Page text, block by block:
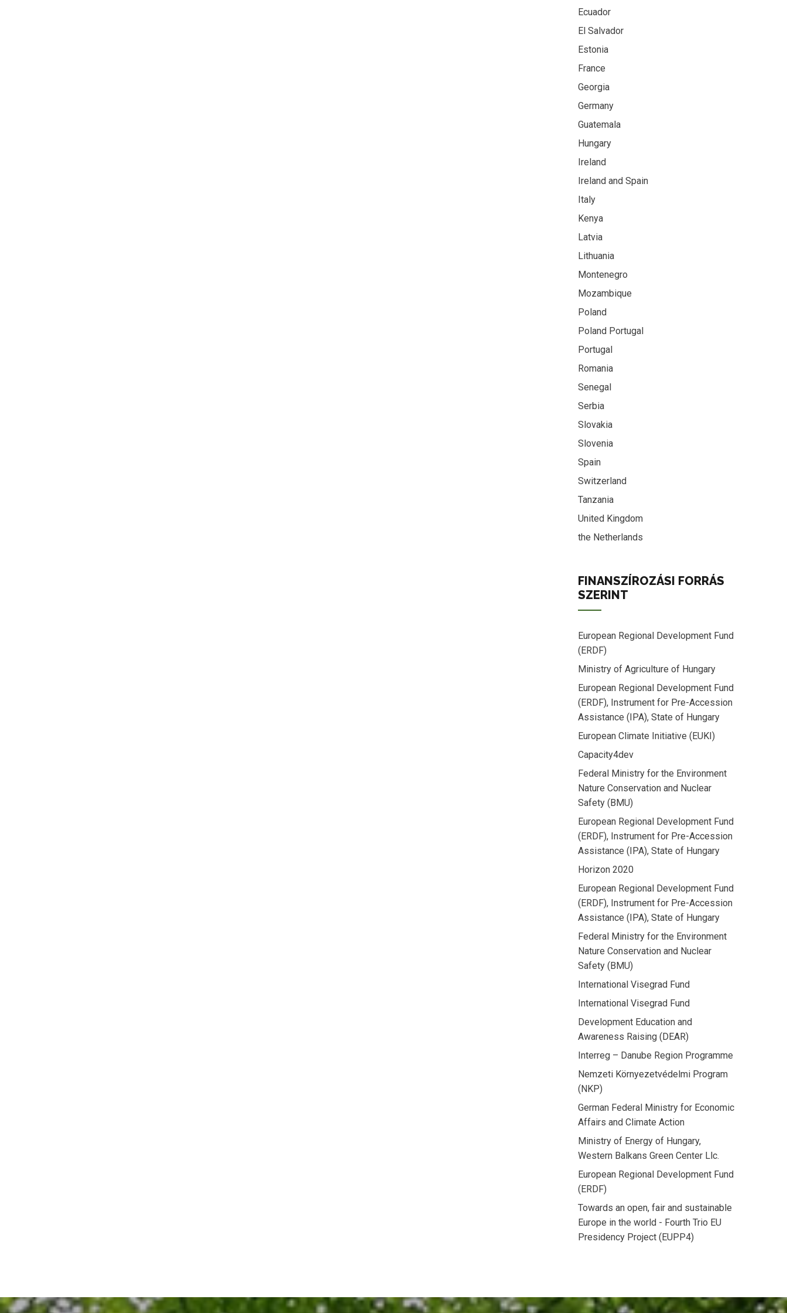
Ecuador
El Salvador
Estonia
France
Georgia
Germany
Guatemala
Hungary
Ireland
Ireland and Spain
Italy
Kenya
Latvia
Lithuania
Montenegro
Mozambique
Poland
Poland Portugal
Portugal
Romania
Senegal
Serbia
Slovakia
Slovenia
Spain
Switzerland
Tanzania
United Kingdom
the Netherlands
FINANSZÍROZÁSI FORRÁS
SZERINT
European Regional Development Fund
(ERDF)
Ministry of Agriculture of Hungary
European Regional Development Fund
(ERDF), Instrument for Pre-Accession
Assistance (IPA), State of Hungary
European Climate Initiative (EUKI)
Capacity4dev
Federal Ministry for the Environment
Nature Conservation and Nuclear
Safety (BMU)
European Regional Development Fund
(ERDF), Instrument for Pre-Accession
Assistance (IPA), State of Hungary
Horizon 2020
European Regional Development Fund
(ERDF), Instrument for Pre-Accession
Assistance (IPA), State of Hungary
Federal Ministry for the Environment
Nature Conservation and Nuclear
Safety (BMU)
International Visegrad Fund
International Visegrad Fund
Development Education and
Awareness Raising (DEAR)
Interreg – Danube Region Programme
Nemzeti Környezetvédelmi Program
(NKP)
German Federal Ministry for Economic
Affairs and Climate Action
Ministry of Energy of Hungary,
Western Balkans Green Center Llc.
European Regional Development Fund
(ERDF)
Towards an open, fair and sustainable
Europe in the world - Fourth Trio EU
Presidency Project (EUPP4)